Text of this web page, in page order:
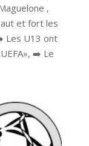
,
et fort les
Les U13 ont
➡️ Le